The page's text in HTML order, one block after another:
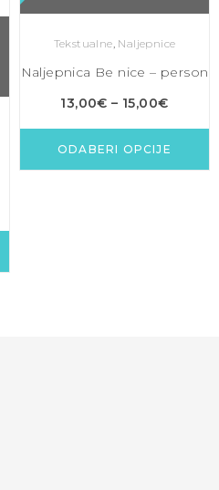
Tekstualne Naljepnice
Naljepnica Be nice – person
13,00€ – 15,00€
ODABERI OPCIJE